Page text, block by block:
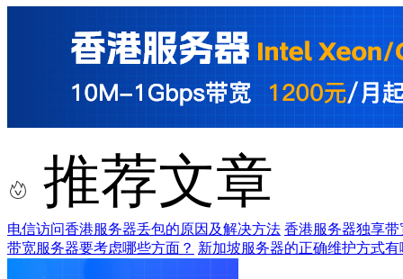
推荐文章
电信访问香港服务器丢包的原因及解决方法 香港服务器独享
带宽服务器要考虑哪些方面？ 新加坡服务器的正确维护方式有